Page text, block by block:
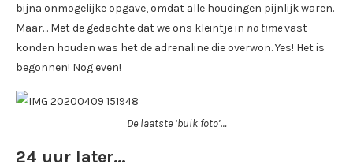
bijna onmogelijke opgave, omdat alle houdingen pijnlijk waren.
Maar… Met de gedachte dat we ons kleintje in no timevast
konden houden was het de adrenaline die overwon. Yes! Het is
begonnen! Nog even!
De laatste ‘buik foto’…
24 uur later…